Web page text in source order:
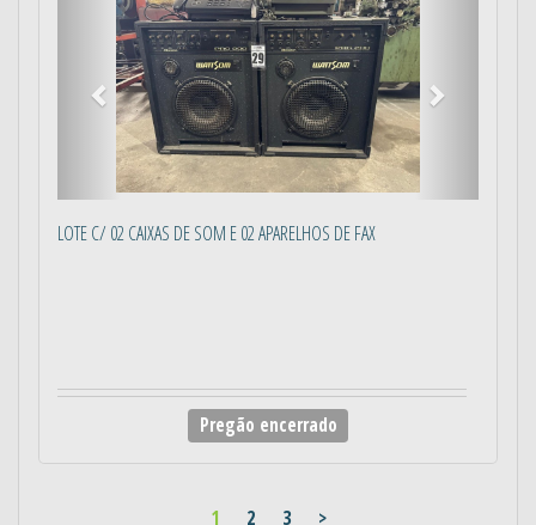
LOTE C/ 02 CAIXAS DE SOM E 02 APARELHOS DE FAX
Pregão encerrado
1 2 3 >